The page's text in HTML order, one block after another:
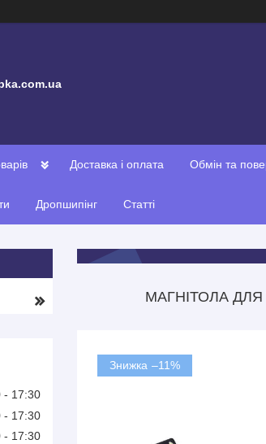
Доставка і оплата Обмін та
Дропшипінг Статті
МАГНІТОЛА ДЛЯ
–11%
17:30
17:30
17:30